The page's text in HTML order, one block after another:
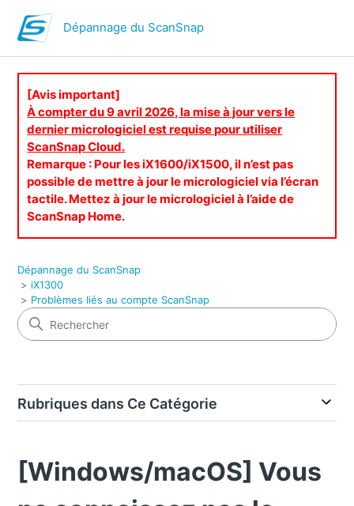
Dépannage du ScanSnap
[Avis important]
À compter du 9 avril 2026, la mise à jour vers le
dernier micrologiciel est requise pour utiliser
ScanSnap Cloud.
Remarque : Pour les iX1600/iX1500, il n’est pas
possible de mettre à jour le micrologiciel via l’écran
tactile. Mettez à jour le micrologiciel à l’aide de
ScanSnap Home.
Dépannage du ScanSnap
iX1300
Problèmes liés au compte ScanSnap
Rubriques dans Ce Catégorie
[Windows/macOS] Vous